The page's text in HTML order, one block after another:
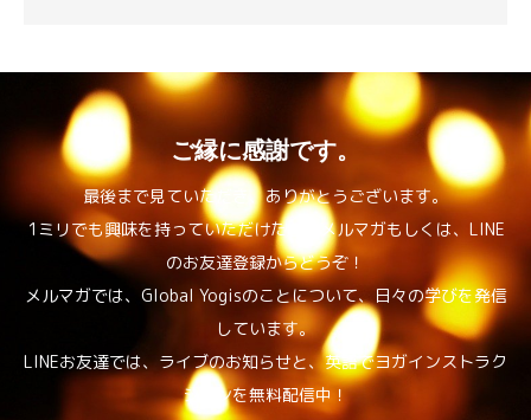
ご縁に感謝です。
最後まで見ていただき、ありがとうございます。
1ミリでも興味を持っていただけたら、メルマガもしくは、LINE
のお友達登録からどうぞ！
メルマガでは、Global Yogisのことについて、日々の学びを発信
しています。
LINEお友達では、ライブのお知らせと、英語でヨガインストラク
ションを無料配信中！